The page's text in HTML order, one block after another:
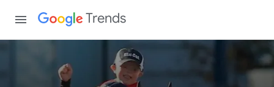
Trends